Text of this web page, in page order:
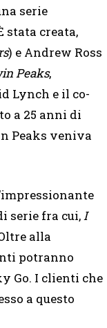
serie
stata creata,
) e Andrew Ross
Peaks,
Lynch e il co-
a 25 anni di
Peaks veniva
serie fra cui,I
alla
potranno
Go. I clienti che
a questo